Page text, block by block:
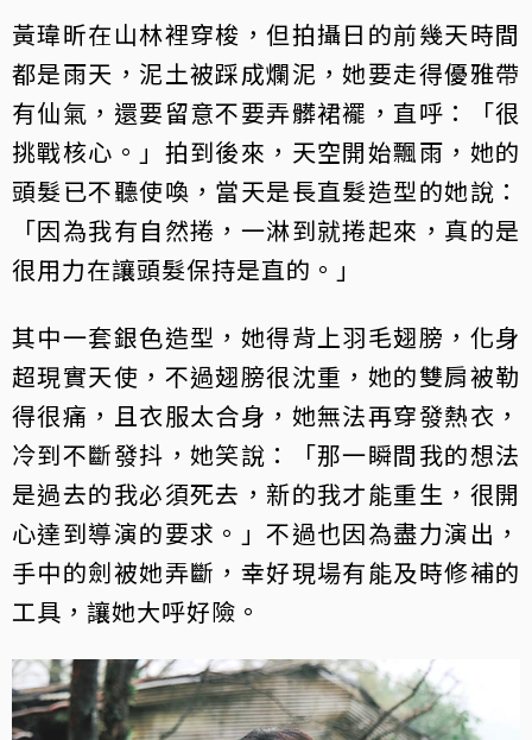
黃瑋昕在山林裡穿梭，但拍攝日的前幾天時間
都是雨天，泥土被踩成爛泥，她要走得優雅帶
有仙氣，還要留意不要弄髒裙襬，直呼：「很
挑戰核心。」拍到後來，天空開始飄雨，她的
頭髮已不聽使喚，當天是長直髮造型的她說：
「因為我有自然捲，一淋到就捲起來，真的是
很用力在讓頭髮保持是直的。」
其中一套銀色造型，她得背上羽毛翅膀，化身
超現實天使，不過翅膀很沈重，她的雙肩被勒
得很痛，且衣服太合身，她無法再穿發熱衣，
冷到不斷發抖，她笑說：「那一瞬間我的想法
是過去的我必須死去，新的我才能重生，很開
心達到導演的要求。」不過也因為盡力演出，
手中的劍被她弄斷，幸好現場有能及時修補的
工具，讓她大呼好險。